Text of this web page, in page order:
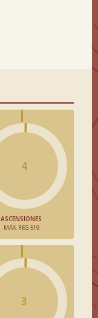
4
ASCENSIONES
MÁX. REG 519
3